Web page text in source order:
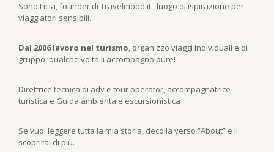
Sono Licia, founder di Travelmood.it , luogo di ispirazione per
viaggiatori sensibili.
Dal 2006 lavoro nel turismo, organizzo viaggi individuali e di
gruppo, qualche volta li accompagno pure!
Direttrice tecnica di adv e tour operator, accompagnatrice
turistica e Guida ambientale escursionistica
Se vuoi leggere tutta la mia storia, decolla verso “About” e li
scoprirai di più.